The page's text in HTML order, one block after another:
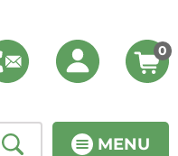
MENU
0